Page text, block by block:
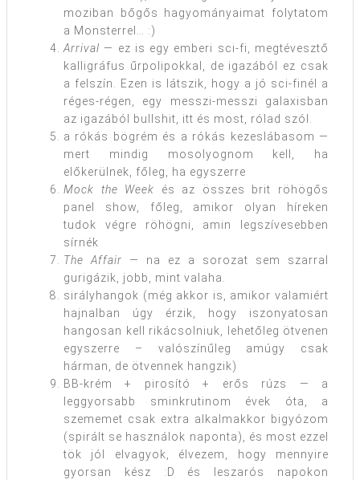
moziban bőgős hagyományaimat folytatom
a Monsterrel… :)
Arrival — ez is egy emberi sci-fi, megtévesztő
kalligráfus űrpolipokkal, de igazából ez csak
a felszín. Ezen is látszik, hogy a jó sci-finél a
réges-régen, egy messzi-messzi galaxisban
az igazából bullshit, itt és most, rólad szól.
a rókás bögrém és a rókás kezeslábasom —
mert mindig mosolyognom kell, ha
előkerülnek, főleg, ha egyszerre
Mock the Week és az összes brit röhögős
panel show, főleg, amikor olyan híreken
tudok végre röhögni, amin legszívesebben
sírnék
The Affair — na ez a sorozat sem szarral
gurigázik, jobb, mint valaha.
sirályhangok (még akkor is, amikor valamiért
hajnalban úgy érzik, hogy iszonyatosan
hangosan kell rikácsolniuk, lehetőleg ötvenen
egyszerre – valószínűleg amúgy csak
hárman, de ötvennek hangzik)
BB-krém + pirosító + erős rúzs — a
leggyorsabb sminkrutinom évek óta, a
szememet csak extra alkalmakkor bigyózom
(spirált se használok naponta), és most ezzel
tök jól elvagyok, élvezem, hogy mennyire
gyorsan kész :D és leszarós napokon